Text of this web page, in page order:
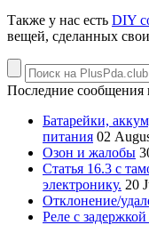
Также у нас есть DIY
вещей, сделанных
Последние сообщения
Батарейки,
питания 02
Озон и жалобы
Статья 16.3 с
электронику. 20
Отклонение/
Реле с задержкой